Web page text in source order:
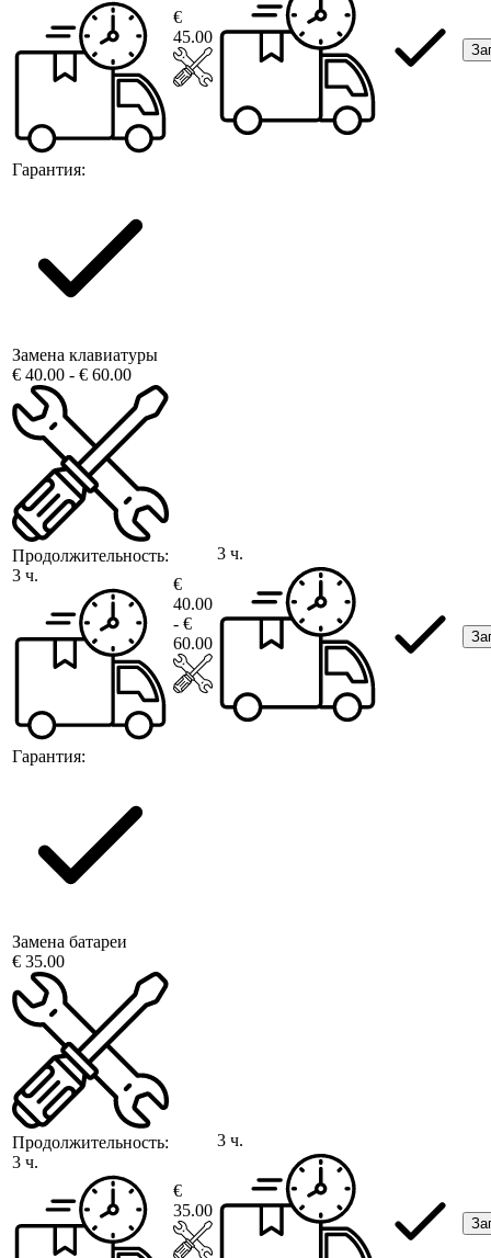
Гарантия:
€
45.00
Замена клавиатуры
€ 40.00 - € 60.00
Продолжительность:
3 ч.
Гарантия:
€
40.00
- €
60.00
3 ч.
Замена батареи
€ 35.00
Продолжительность:
3 ч.
€
35.00
3 ч.